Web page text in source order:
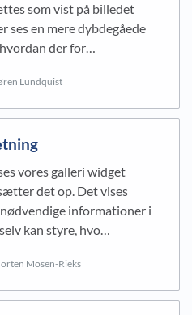
som vist på billedet
ses en mere dybdegåede
der for…
Lundquist
vores galleri widget
det op. Det vises
informationer i
kan styre, hvo…
Mosen-Rieks